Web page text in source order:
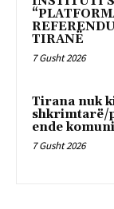
TIRANË
7 Gusht 2026
Tirana nuk
shkrimtarë/
ende
7 Gusht 2026